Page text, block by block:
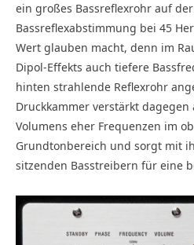
ein großes Bassreflexrohr auf
Bassreflexabstimmung bei 45
Wert glauben macht, denn im
Dipol-Effekts auch tiefere
hinten strahlende Reflexrohr
Druckkammer verstärkt
Volumens eher Frequenzen im
Grundtonbereich und sorgt mit
sitzenden Basstreibern für eine